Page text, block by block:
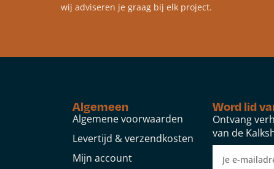
wij adviseren je graag bij elk project.​
Algemeen
Algemene voorwaarden
Levertijd & verzendkosten
Mijn account
Word lid
Ontvang
van de